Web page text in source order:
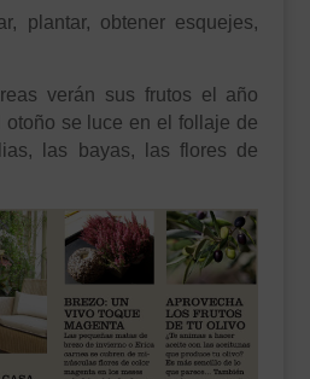
plantar, obtener esquejes,
verán sus frutos el año
otoño se luce en el follaje de
las bayas, las flores de